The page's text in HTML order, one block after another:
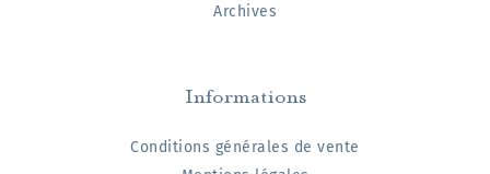
Archives
Informations
Conditions générales de vente